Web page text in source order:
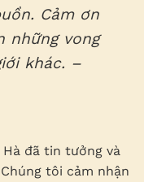
Cảm ơn
những vong
khác. –
Hà đã tin tưởng và
tôi cảm nhận